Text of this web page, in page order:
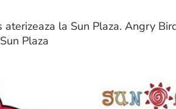
la Sun Plaza. Angry
Plaza